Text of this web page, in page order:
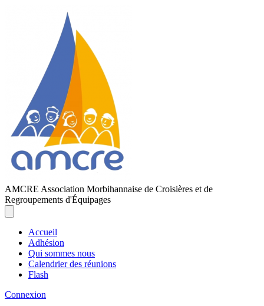
AMCRE Association Morbihannaise de Croisières et de
Regroupements d'Équipages
Accueil
Adhésion
Qui sommes nous
Calendrier des réunions
Flash
Connexion